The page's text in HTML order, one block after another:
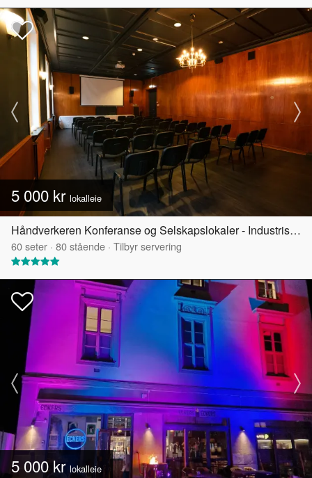
5 000 kr lokalleie
Håndverkeren Konferanse og Selskapslokaler - Industrisalen
60seter · 80stående · Tilbyr servering
5 000 kr lokalleie